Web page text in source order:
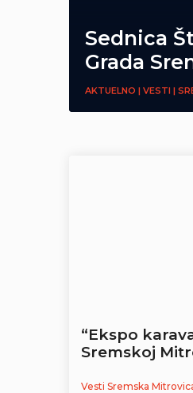
Sednica
Grada
AKTUELNO | VESTI |
“Ekspo
Sremskoj
Vesti Sremska